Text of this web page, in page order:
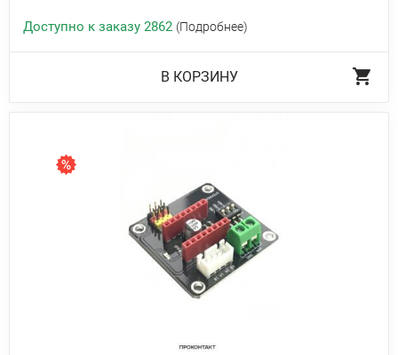
Доступно к заказу 2862 (Подробнее)
В КОРЗИНУ